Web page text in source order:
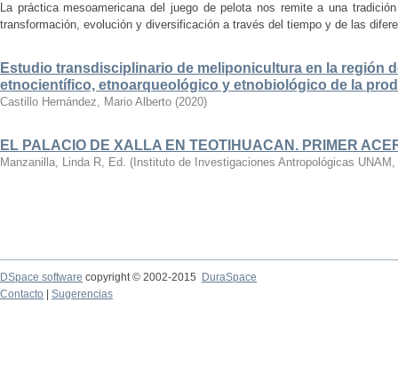
La práctica mesoamericana del juego de pelota nos remite a una
transformación, evolución y diversificación a través del tiempo y de las
Estudio transdisciplinario de meliponicultura en la región
etnocientífico, etnoarqueológico y etnobiológico de la
Castillo Hernández, Mario Alberto (2020)
EL PALACIO DE XALLA EN TEOTIHUACAN. PRIMER
Manzanilla, Linda R, Ed. ( Instituto de Investigaciones Antropológicas UNAM ,
DSpace software copyright © 2002-2015
DuraSpace
Contacto
Sugerencias